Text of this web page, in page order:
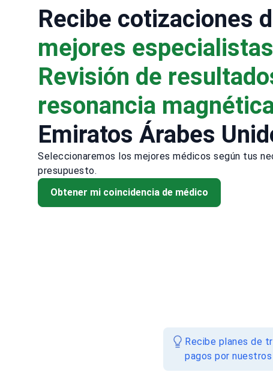
Recibe cotizaciones
mejores
Revisión de
resonancia
Emiratos Árabes
Seleccionaremos los mejores médicos según tus
presupuesto.
Obtener mi coincidencia de médico
Recibe planes de
pagos por